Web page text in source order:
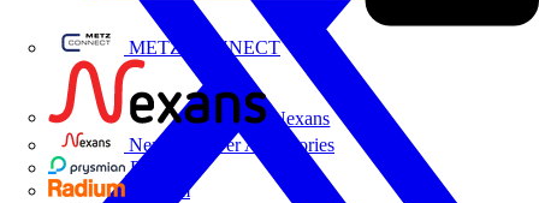
METZ CONNECT
Nexans
Nexans Power Accessories
Prysmian
Radium